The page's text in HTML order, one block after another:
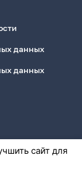
данных
данных
сайт для